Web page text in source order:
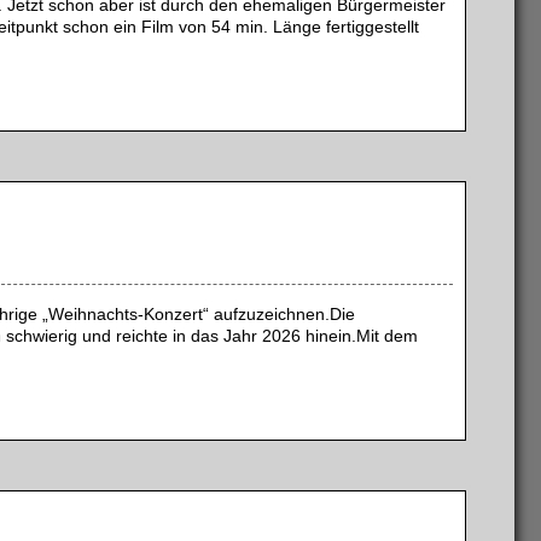
schon aber ist durch den ehemaligen Bürgermeister
schon ein Film von 54 min. Länge fertiggestellt
„Weihnachts-Konzert“ aufzuzeichnen.Die
und reichte in das Jahr 2026 hinein.Mit dem